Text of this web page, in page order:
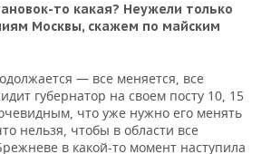
то какая? Неужели только
Москвы, скажем по майским
— все меняется, все
губернатор на своем посту 10, 15
что уже нужно его менять
нельзя, чтобы в области все
в какой-то момент наступила